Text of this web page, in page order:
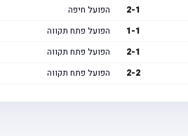
2-1 הפועל חיפה
1-1 הפועל פתח תקווה
2-1 הפועל פתח תקווה
2-2 הפועל פתח תקווה